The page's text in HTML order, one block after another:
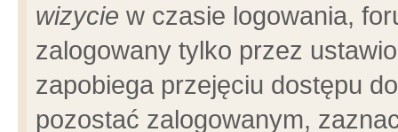
wizycie w czasie logowania,
zalogowany tylko przez
zapobiega przejęciu dostępu
pozostać zalogowanym,